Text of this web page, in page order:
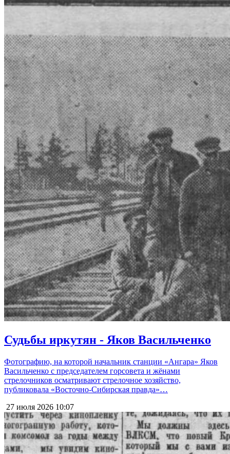
Судьбы иркутян - Яков Васильченко
Фотографию, на которой начальник станции «Ангара» Яков
Васильченко с председателем горсовета и жёнами
стрелочников осматривают стрелочное хозяйство,
публиковала «Восточно-Сибирская правда»…
27 июля 2026 10:07